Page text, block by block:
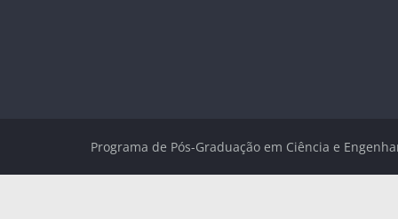
Programa de Pós-Graduação em Ciência e